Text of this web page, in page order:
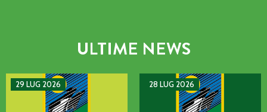
ULTIME NEWS
29 LUG 2026
AVVISO DI GUASTO SULLA LINEA TELEFONICA DELL’ENTE
28 LUG 2026
MANIFESTAZIONE DI